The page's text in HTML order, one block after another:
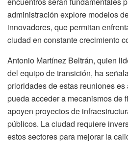
administración explore modelos
innovadores, que permitan
ciudad en constante crecimiento
Antonio Martínez Beltrán, quien
del equipo de transición, ha
prioridades de estas reuniones
pueda acceder a mecanismos de
apoyen proyectos de
públicos. La ciudad requiere
estos sectores para mejorar la